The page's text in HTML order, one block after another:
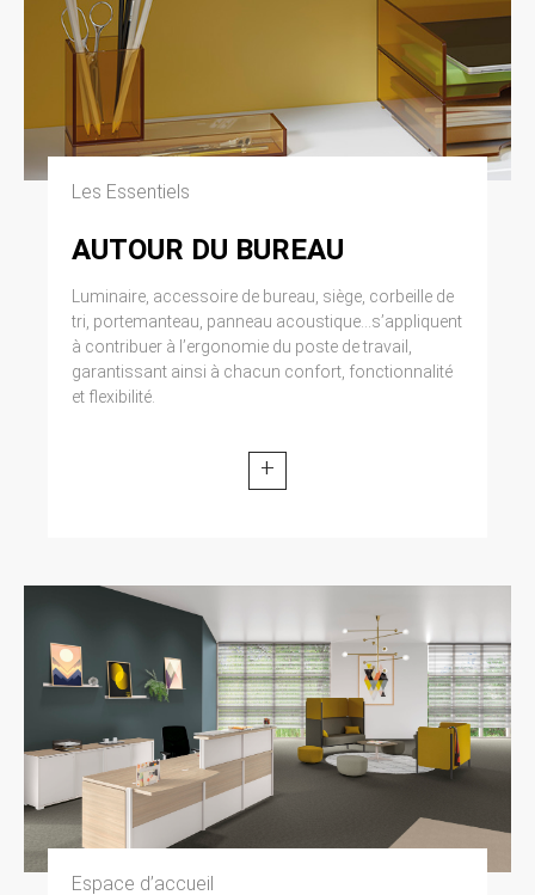
Les Essentiels
AUTOUR DU BUREAU
Luminaire, accessoire de bureau, siège, corbeille de
tri, portemanteau, panneau acoustique...s’appliquent
à contribuer à l’ergonomie du poste de travail,
garantissant ainsi à chacun confort, fonctionnalité
et flexibilité.
+
Espace d’accueil
Utilisateur : Internaute se connectant, utilisant
le site susnommé. Informations personnelles :
« les informations qui permettent, sous quelque
forme que ce soit, directement ou non,
l’identification des personnes physiques
auxquelles elles s’appliquent » (article 4 de la
loi n° 78-17 du 6 janvier 1978).